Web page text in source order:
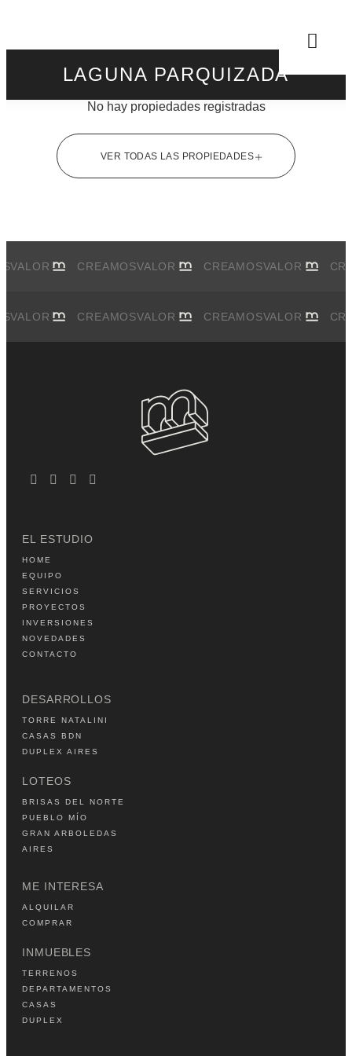
LAGUNA PARQUIZADA
No hay propiedades registradas
VER TODAS LAS PROPIEDADES
VALOR CREAMOSVALOR CREAMOSVALOR
VALOR CREAMOSVALOR CREAMOSVALOR
ME INTERESA
ALQUILAR
COMPRAR
INMUEBLES
TERRENOS
DEPARTAMENTOS
CASAS
DUPLEX
EL ESTUDIO
HOME
EQUIPO
SERVICIOS
PROYECTOS
INVERSIONES
NOVEDADES
CONTACTO
DESARROLLOS
TORRE NATALINI
CASAS BDN
DUPLEX AIRES
LOTEOS
BRISAS DEL NORTE
PUEBLO MÍO
GRAN ARBOLEDAS
AIRES